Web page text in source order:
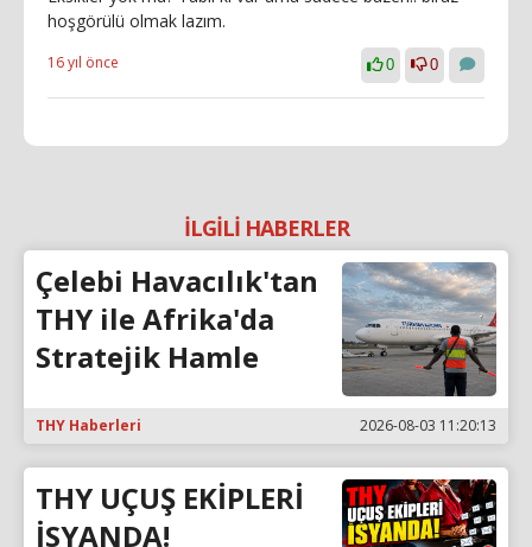
hoşgörülü olmak lazım.
16 yıl önce 0 0
İLGİLİ HABERLER
Çelebi Havacılık'tan
THY ile Afrika'da
Stratejik Hamle
THY Haberleri 2026-08-03 11:20:13
THY UÇUŞ EKİPLERİ
İSYANDA!